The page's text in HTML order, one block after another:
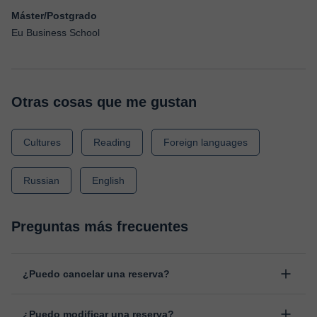
Máster/Postgrado
Eu Business School
Otras cosas que me gustan
Cultures Reading Foreign languages
Russian English
Preguntas más frecuentes
¿Puedo cancelar una reserva?
¿Puedo modificar una reserva?